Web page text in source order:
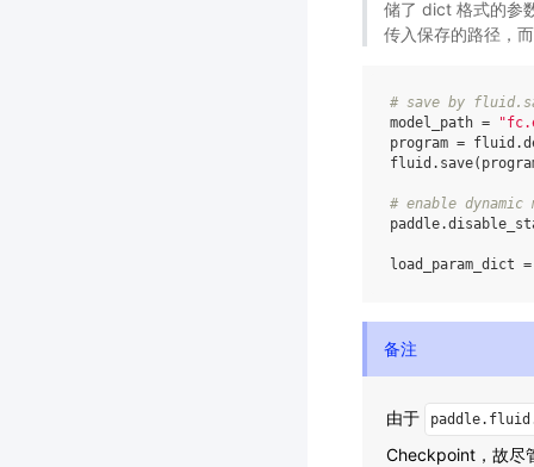
储了 dict 格式的参
传入保存的路径，
# save by
model_path =
program = fluid .
fluid . save(
# enable dynamic
paddle.
load_param_dict =
备注
由于
Checkpoint，故尽